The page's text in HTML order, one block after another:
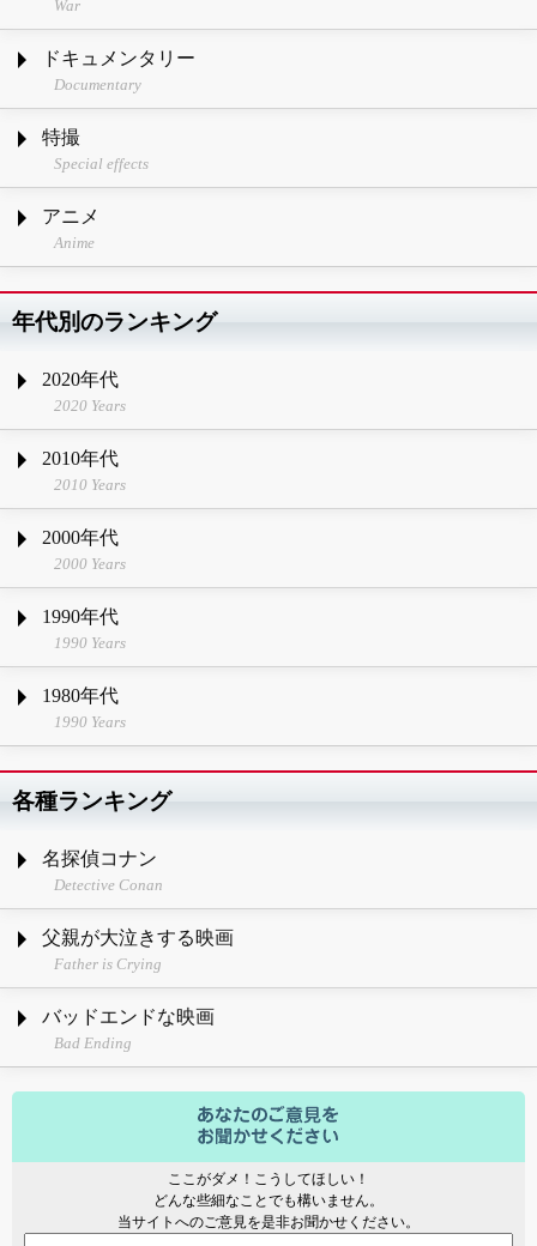
War
ドキュメンタリー
Documentary
特撮
Special effects
アニメ
Anime
年代別のランキング
2020年代
2020 Years
2010年代
2010 Years
2000年代
2000 Years
1990年代
1990 Years
1980年代
1990 Years
各種ランキング
名探偵コナン
Detective Conan
父親が大泣きする映画
Father is Crying
バッドエンドな映画
Bad Ending
ここがダメ！こうしてほしい！
どんな些細なことでも構いません。
当サイトへのご意見を是非お聞かせください。